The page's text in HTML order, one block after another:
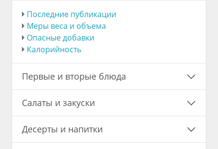
Последние публикации
Меры веса и объема
Опасные добавки
Калорийность
Первые и вторые блюда
Салаты и закуски
Десерты и напитки